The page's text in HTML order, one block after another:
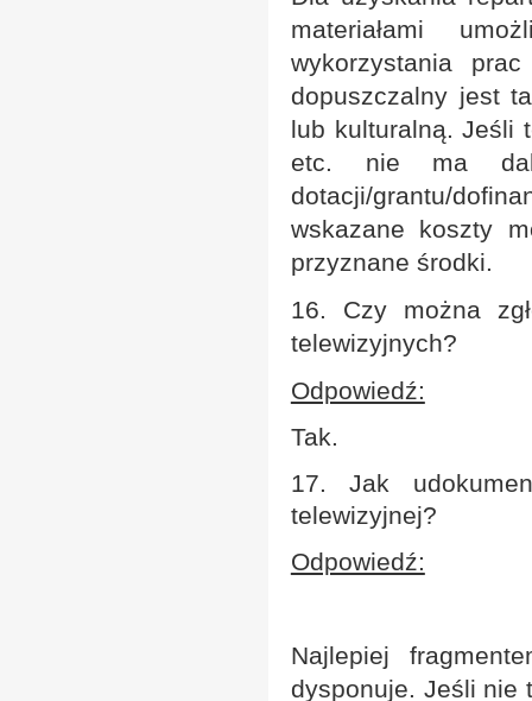
materiałami
wykorzystania
dopuszczalny jest
lub kulturalną. Jeśli
etc. nie ma
dotacji/grantu/
wskazane koszty
przyznane środki.
16. Czy można
telewizyjnych?
Odpowiedź:
Tak.
17. Jak
telewizyjnej?
Odpowiedź:
Najlepiej
dysponuje. Jeśli nie